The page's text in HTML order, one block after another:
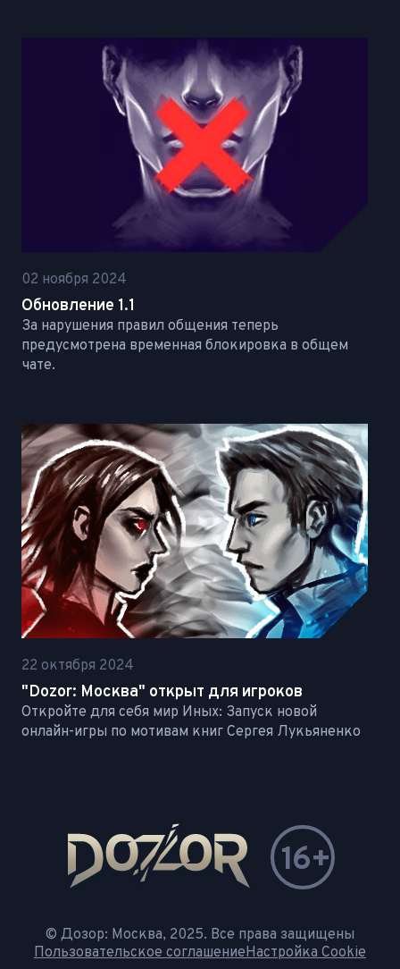
02 ноября 2024
Обновление 1.1
За нарушения правил общения теперь
предусмотрена временная блокировка в общем
чате.
22 октября 2024
"Dozor: Москва" открыт для игроков
Откройте для себя мир Иных: Запуск новой
онлайн-игры по мотивам книг Сергея Лукьяненко
16+
© Дозор: Москва, 2025. Все права защищены
Пользовательское соглашениеНастройка Cookie